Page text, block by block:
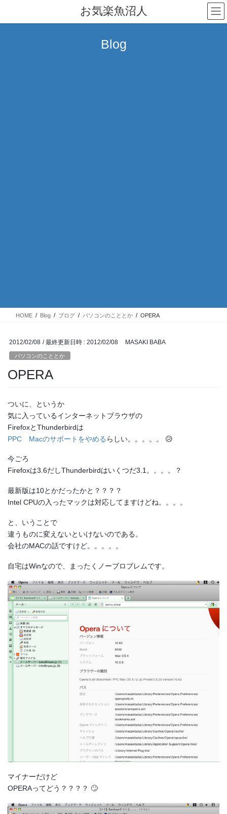
テ
ゲ
お気楽魚沼人
Blog
HOME Blog ブログ パソコンのこととか OPERA
2012/02/08 / 最終更新日時 : 2012/02/08 MASAKI BABA
パソコンのこととか
OPERA
ついに、というか
気に入っているインターネットブラウザの
FirefoxとThunderbirdは
PPC Macのサポートをやめる らしい。。。。。 😥
今ごろ
Firefoxは3.6だしThunderbirdはいくつだ3.1。。。。？
最新版は10とかだったかと？？？？
Intel CPUの入ったマックは対応してますけどね。。。。
と、いうことで
違うものに変えないといけないのである。
会社のMACの話ですけど。。。。。
自宅はWinなので、まったくノーブロブレムです。
マイナーだけど
OPERAってどう？？？？ 🙄